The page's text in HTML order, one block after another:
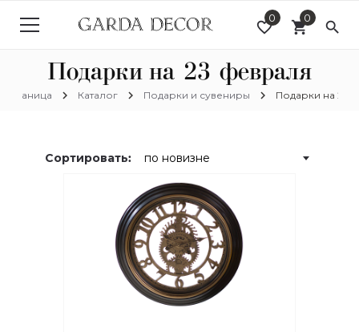
favorite_border
0 0
shopping_cart search
Подарки на 23 февраля
страница chevron_right Каталог chevron_right Подарки и сувениры chevron_right Подарки на 23
Сортировать: